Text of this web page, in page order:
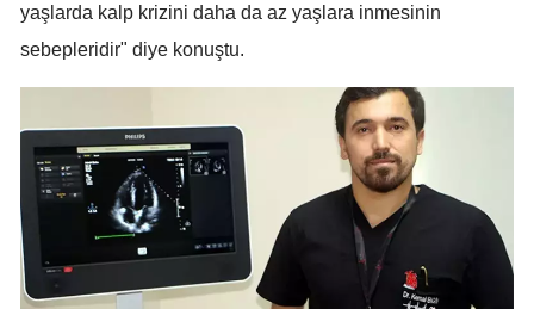
Hakkari
Hatay
Isparta
Mersin
yaşlarda kalp krizini daha da az yaşlara inmesinin
sebepleridir" diye konuştu.